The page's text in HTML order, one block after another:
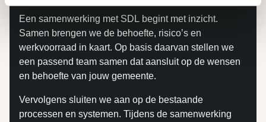
Een samenwerking met SDL begint met inzicht.
Samen brengen we de behoefte, risico’s en
werkvoorraad in kaart. Op basis daarvan stellen we
een passend team samen dat aansluit op de wensen
en behoefte van jouw gemeente.
Vervolgens sluiten we aan op de bestaande
processen en systemen. Tijdens de samenwerking